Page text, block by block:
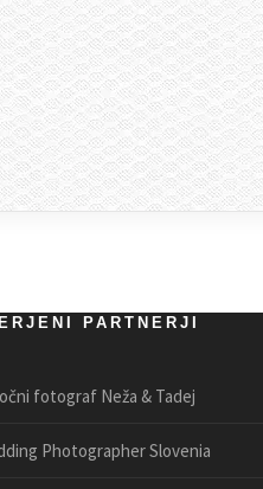
PARTNERJI
fotograf Neža & Tadej
Photographer Slovenia